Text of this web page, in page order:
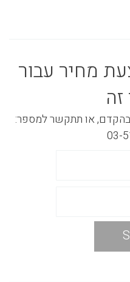
מחיר עבור
או תתקשר למספר:
03-